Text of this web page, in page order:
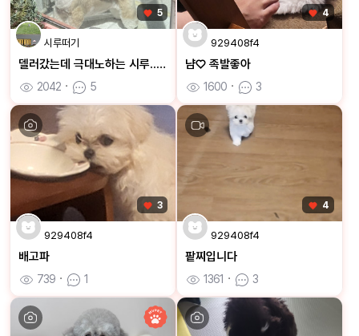
5
시루떠기
델러갔는데 극대노하는 시루...😜
2042 ㆍ 5
4
929408f4
냠♡ 족발좋아
1600 ㆍ 3
3
929408f4
배고파
739 ㆍ 1
4
929408f4
팥찌입니다
1361 ㆍ 3